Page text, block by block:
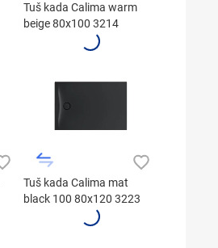
Tuš kada Calima warm
beige 80x100 3214
Tuš kada Calima mat
black 100 80x120 3223